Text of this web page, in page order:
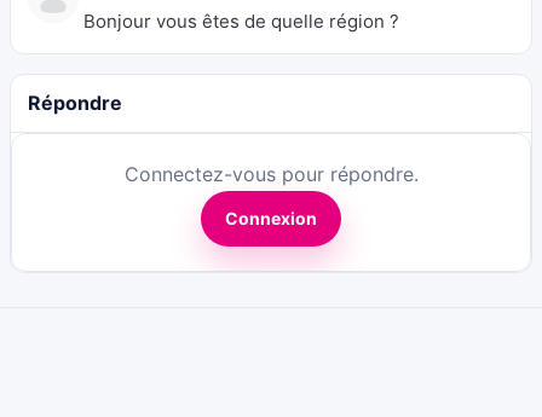
Bonjour vous êtes de quelle région ?
Répondre
Connectez-vous pour répondre.
Connexion